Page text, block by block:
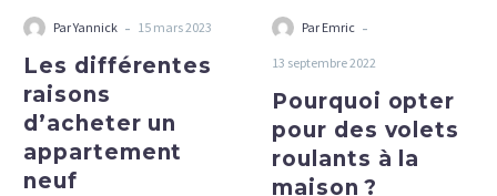
Par Yannick - 15 mars 2023
Les différentes
raisons
d’acheter un
appartement
neuf
Par Emric -
13 septembre 2022
Pourquoi opter
pour des volets
roulants à la
maison ?